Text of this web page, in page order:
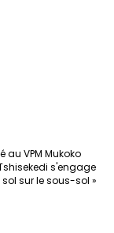
au VPM Mukoko
s'engage
sur le sous-sol »